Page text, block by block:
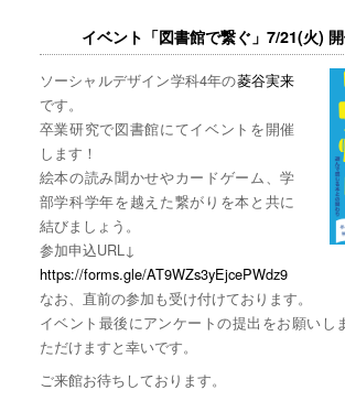
イベント「図書館で繋ぐ」7/21(火)
ソーシャルデザイン学科4年の菱谷実来
です。
卒業研究で図書館にてイベントを開催
します！
絵本の読み聞かせやカードゲーム、学
部学科学年を越えた繋がりを本と共に
結びましょう。
参加申込URL↓
https://forms.gle/AT9WZs3yEjcePWdz9
なお、直前の参加も受け付けております。
イベント最後にアンケートの提出をお願いし
ただけますと幸いです。
ご来館お待ちしております。